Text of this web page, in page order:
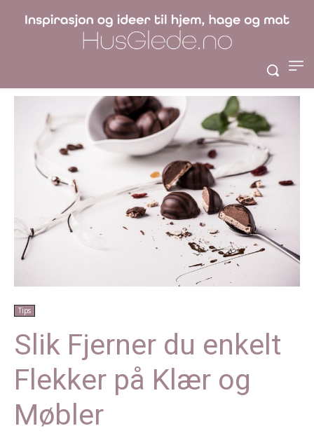
enkelt Flekker på
Tips
Slik Fjerner du enkelt
Flekker på Klær og
Møbler